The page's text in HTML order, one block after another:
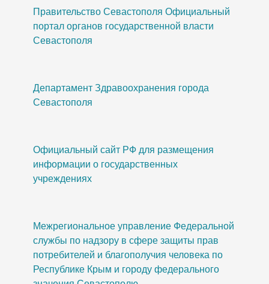
Правительство Севастополя Официальный
портал органов государственной власти
Севастополя
Департамент Здравоохранения города
Севастополя
Официальный сайт РФ для размещения
информации о государственных
учреждениях
Межрегиональное управление Федеральной
службы по надзору в сфере защиты прав
потребителей и благополучия человека по
Республике Крым и городу федерального